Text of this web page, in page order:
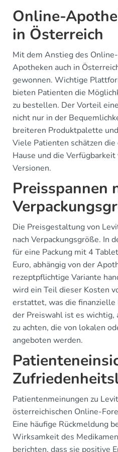
Online-
in Österreich
Mit dem Anstieg des
Apotheken auch in
gewonnen. Wichtige
bieten Patienten die
zu bestellen. Der Vorteil
nicht nur in der
breiteren Produktpalette
Viele Patienten schätzen
Hause und die
Versionen.
Preisspannen
Die Preisgestaltung von
nach Verpackungsgröße. In
für eine Packung mit 4
Euro, abhängig von der
rezeptpflichtige Variante
wird ein Teil dieser Kosten
erstattet, was die
der Preiswahl ist es wichtig,
zu achten, die von lokalen
angeboten werden.
Patientenmeinungen zu
österreichischen Online-
Eine häufige Rückmeldung
Wirksamkeit des
berichten, dass sie positive